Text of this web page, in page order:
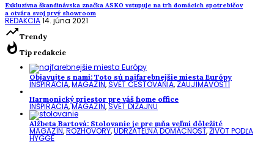
Exkluzívna škandinávska značka ASKO vstupuje na trh domácich spotrebičov
a otvára svoj prvý showroom
REDAKCIA14. júna 2021
trending_upTrendy
whatshot Tip redakcie
Objavujte s nami: Toto sú najfarebnejšie miesta Európy
INŠPIRÁCIA,MAGAZÍN,SVET CESTOVANIA,ZAUJÍMAVOSTI
Harmonický priestor pre váš home office
INŠPIRÁCIA,MAGAZÍN,SVET DIZAJNU
Alžbeta Bartová: Stolovanie je pre mňa veľmi dôležité
MAGAZÍN,ROZHOVORY,UDRŽATEĽNÁ DOMÁCNOSŤ,ŽIVOT PODĽA
HYGGE